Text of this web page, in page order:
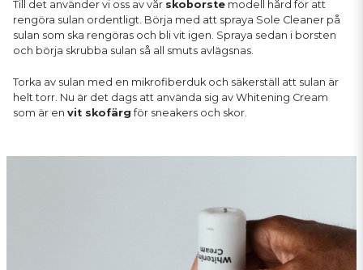
Till det använder vi oss av vår skoborste modell hård för att
rengöra sulan ordentligt. Börja med att spraya Sole Cleaner på
sulan som ska rengöras och bli vit igen. Spraya sedan i borsten
och börja skrubba sulan så all smuts avlägsnas.
Torka av sulan med en mikrofiberduk och säkerställ att sulan är
helt torr. Nu är det dags att använda sig av Whitening Cream
som är en vit skofärg för sneakers och skor.